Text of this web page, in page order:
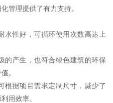
管理提供了有力支持。
水性好，可循环使用次数高达上
的产生，也符合绿色建筑的环保
。
根据项目需求定制尺寸，减少了
用效率。